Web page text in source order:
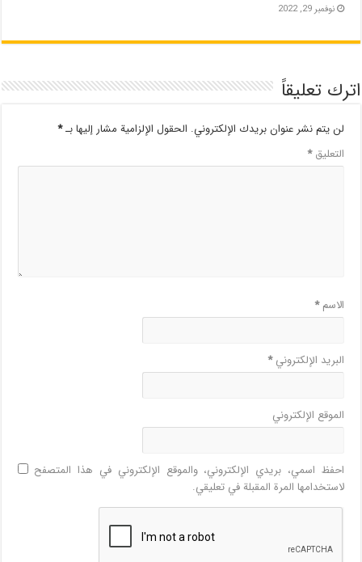
نوفمبر 29, 2022
اترك تعليقاً
لن يتم نشر عنوان بريدك الإلكتروني. الحقول الإلزامية مشار إليها بـ*
التعليق*
الاسم*
البريد الإلكتروني*
الموقع الإلكتروني
احفظ اسمي، بريدي الإلكتروني، والموقع الإلكتروني في هذا المتصفح
لاستخدامها المرة المقبلة في تعليقي.